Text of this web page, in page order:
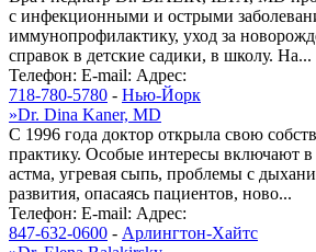
с инфекционными и острыми
иммунопрофилактику, уход за
справок в детские садики, в школу. На...
Телефон: E-mail: Адрес:
718-780-5780 - Нью-Йорк
»Dr. Dina Kaner, MD
С 1996 года доктор открыла свою
практику. Особые интересы включают в
астма, угревая сыпь, проблемы с
развития, опасаясь пациентов, ново...
Телефон: E-mail: Адрес:
847-632-0600 - Арлингтон-Хайтс